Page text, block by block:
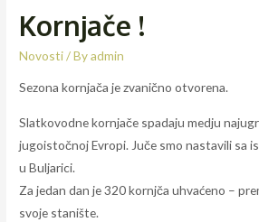
Kornjače !
Novosti/ Byadmin
Sezona kornjača je zvanično otvorena.
Slatkovodne kornjače spadaju medju
jugoistočnoj Evropi. Juče smo nastavili sa
u Buljarici.
Za jedan dan je 320 kornjča uhvaćeno –
svoje stanište.